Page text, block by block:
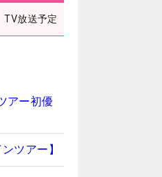
TV放送予定
アー初優
ツアー】